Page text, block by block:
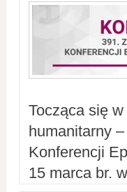
Tocząca się
humanitarny
Konferencji
15 marca br.